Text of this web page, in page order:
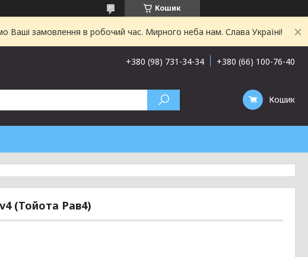
Кошик
замовлення в робочий час. Мирного неба нам. Слава Україні!
+380 (98) 731-34-34 +380 (66) 100-76-40
Кошик
(Тойота Рав4)